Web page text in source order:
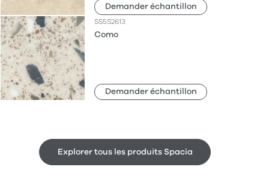
Demander échantillon
SS5S2613
Como
Demander échantillon
Explorer tous les produits Spacia